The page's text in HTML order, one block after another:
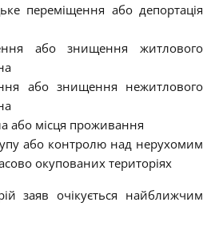
переміщення або депортація
або знищення житлового
або знищення нежитлового
або місця проживання
або контролю над нерухомим
окупованих територіях
заяв очікується найближчим